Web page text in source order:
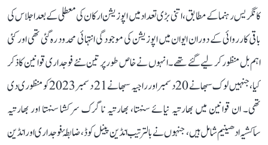
کانگریس رہنما کے مطابق، اتنی بڑی تعداد میں اپوزیشن ارکان کی معطلی کے بعد اجلاس کی
باقی کارروائی کے دوران ایوان میں اپوزیشن کی موجودگی انتہائی محدود رہ گئی تھی اور کئی
اہم بل منظور کر لیے گئے تھے۔ انہوں نے خاص طور پر تین نئے فوجداری قوانین کا ذکر
کیا، جنہیں لوک سبھا نے 20 دسمبر اور راجیہ سبھا نے 21 دسمبر 2023 کو منظوری دی
تھی۔ ان قوانین میں بھارتیہ نیائے سنہتا، بھارتیہ ناگرک سرکشا سنہتا اور بھارتیہ
ساکشیہ ادھینیم شامل ہیں، جنہوں نے بالترتیب انڈین پینل کوڈ، ضابطۂ فوجداری اور انڈین